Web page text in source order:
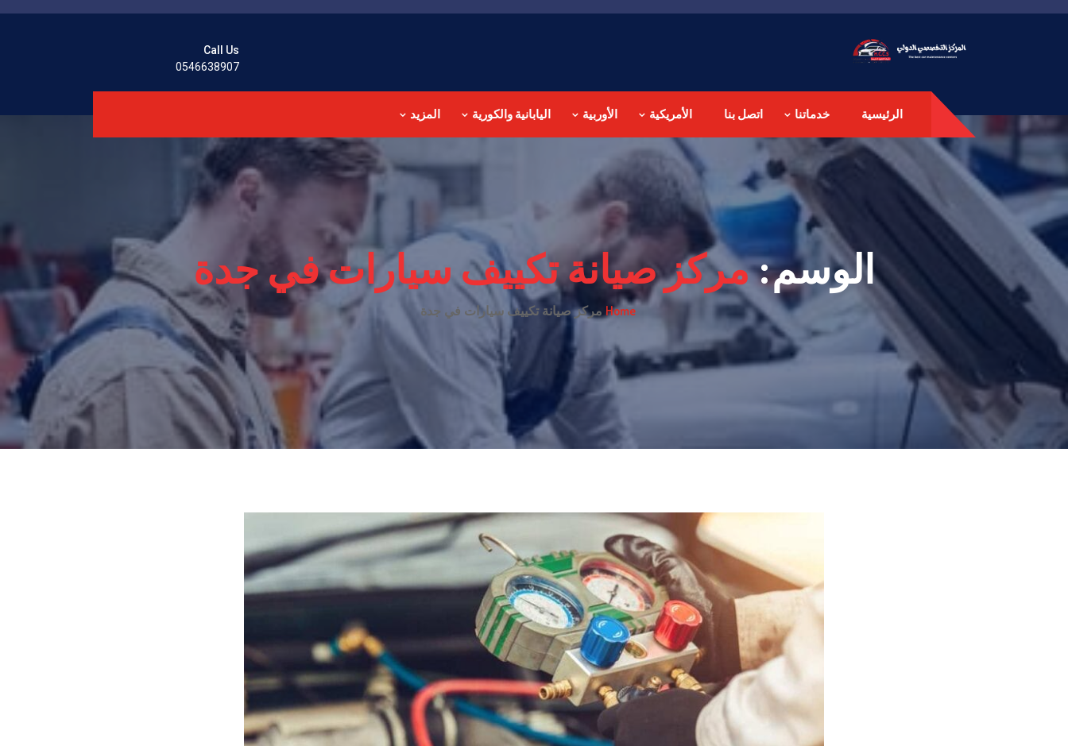
Call Us
0546638907
الرئيسية خدماتنا اتصل بنا الأمريكية الأوربية اليابانية والكورية المزيد
الوسم:مركز صيانة تكييف سيارات في جدة
Home مركز صيانة تكييف سيارات في جدة